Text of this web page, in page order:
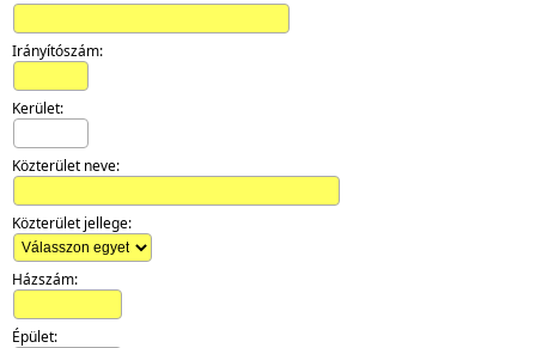
Irányítószám:
Kerület:
Közterület neve:
Közterület jellege:
Házszám:
Épület: